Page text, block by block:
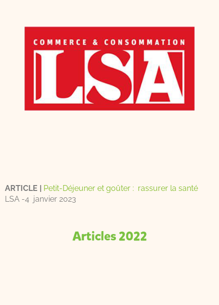
ARTICLE | Petit-Déjeuner et goûter : rassurer la santé
LSA -4 janvier 2023
Articles 2022